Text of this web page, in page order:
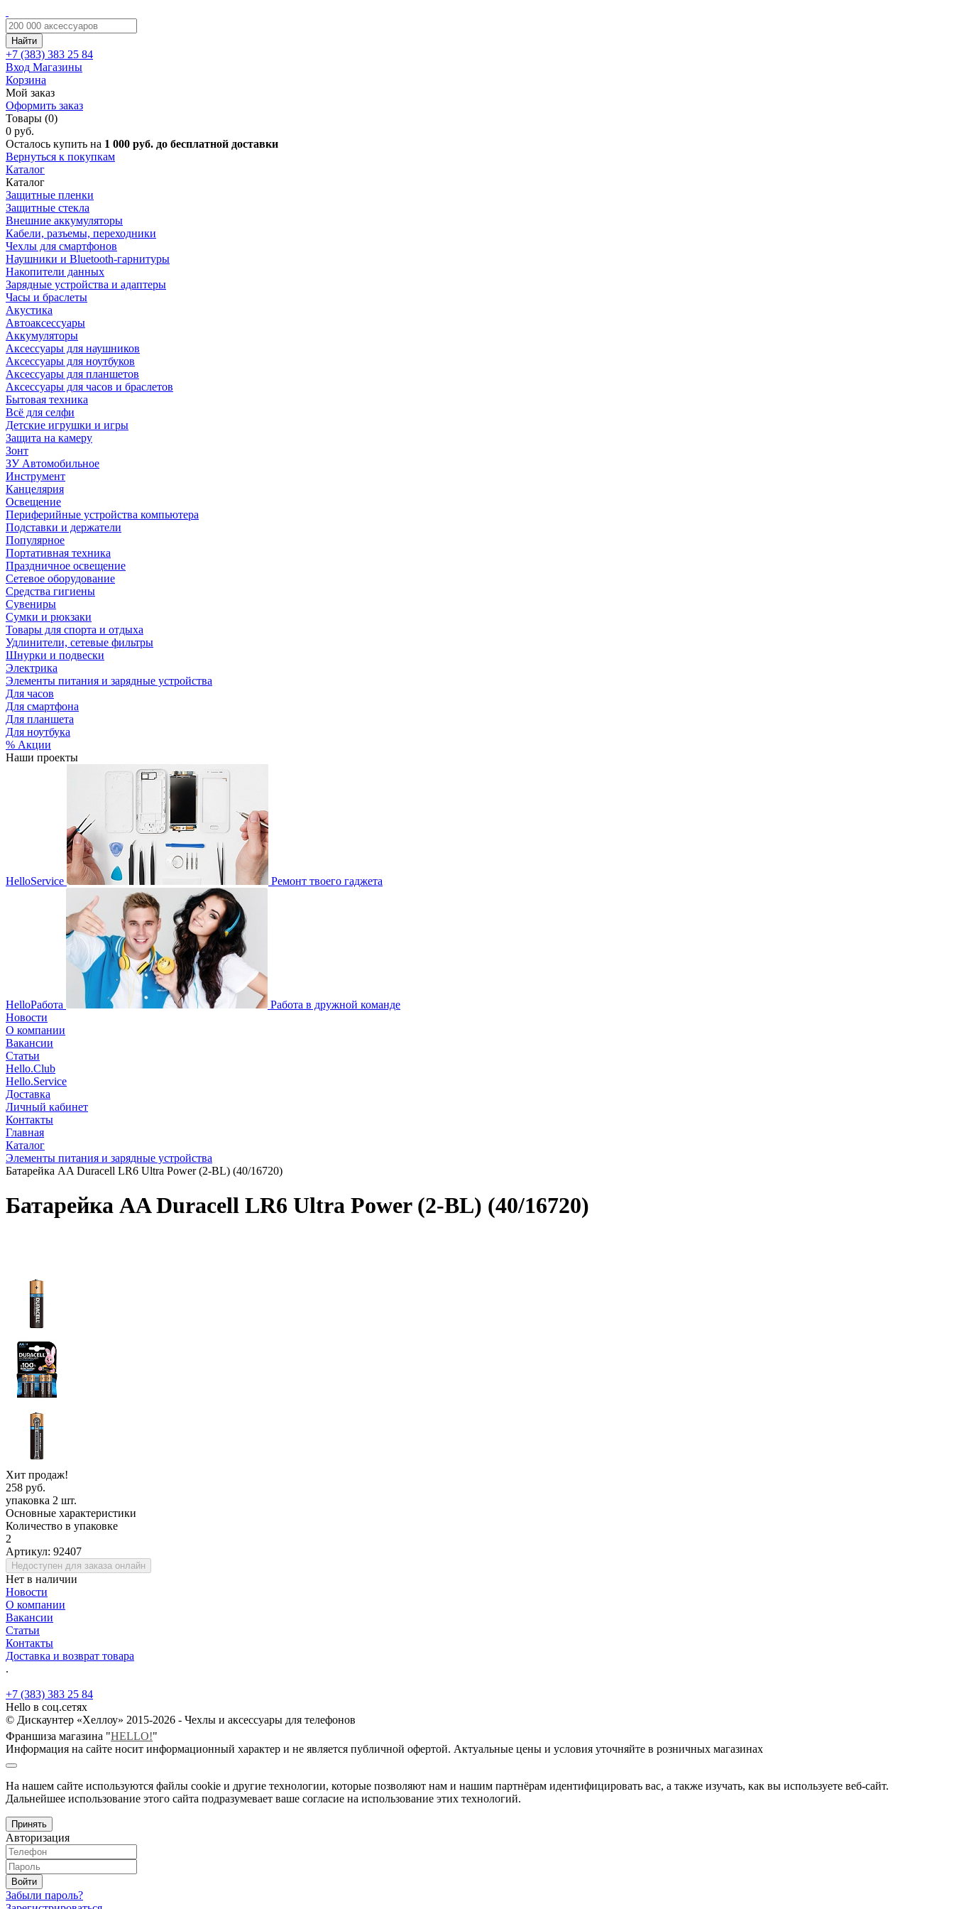
Найти
+7 (383) 383 25 84
Вход Магазины
Корзина
Мой заказ
Оформить заказ
Товары (0)
0 руб.
Осталось купить на 1 000 руб. до бесплатной доставки
Вернуться к покупкам
Каталог
Каталог
Защитные пленки
Защитные стекла
Внешние аккумуляторы
Кабели, разъемы, переходники
Чехлы для смартфонов
Наушники и Bluetooth-гарнитуры
Накопители данных
Зарядные устройства и адаптеры
Часы и браслеты
Акустика
Автоаксессуары
Аккумуляторы
Аксессуары для наушников
Аксессуары для ноутбуков
Аксессуары для планшетов
Аксессуары для часов и браслетов
Бытовая техника
Всё для селфи
Детские игрушки и игры
Защита на камеру
Зонт
ЗУ Автомобильное
Инструмент
Канцелярия
Освещение
Периферийные устройства компьютера
Подставки и держатели
Популярное
Портативная техника
Праздничное освещение
Сетевое оборудование
Средства гигиены
Сувениры
Сумки и рюкзаки
Товары для спорта и отдыха
Удлинители, сетевые фильтры
Шнурки и подвески
Электрика
Элементы питания и зарядные устройства
Для часов
Для смартфона
Для планшета
Для ноутбука
% Акции
Наши проекты
HelloService Ремонт твоего гаджета
HelloРабота
Работа в дружной команде
Новости
О компании
Вакансии
Статьи
Hello.Club
Hello.Service
Доставка
Личный кабинет
Контакты
Главная
Каталог
Элементы питания и зарядные устройства
Батарейка AA Duracell LR6 Ultra Power (2-BL) (40/16720)
Батарейка AA Duracell LR6 Ultra Power (2-BL) (40/16720)
Хит продаж!
258 руб.
упаковка 2 шт.
Основные характеристики
Количество в упаковке
2
Артикул: 92407
Недоступен для заказа онлайн
Нет в наличии
Новости
О компании
Вакансии
Статьи
Контакты
Доставка и возврат товара
.
+7 (383) 383 25 84
Hello в соц.сетях
© Дискаунтер «Хеллоу» 2015-2026 - Чехлы и аксессуары для телефонов
Франшиза магазина "HELLO!"
Информация на сайте носит информационный характер и не является публичной офертой. Актуальные цены и условия уточняйте в розничных магазинах
На нашем сайте используются файлы cookie и другие технологии, которые позволяют нам и нашим партнёрам идентифицировать вас, а также изучать, как вы используете веб-сайт.
Дальнейшее использование этого сайта подразумевает ваше согласие на использование этих технологий.
Принять
Авторизация
Войти
Забыли пароль?